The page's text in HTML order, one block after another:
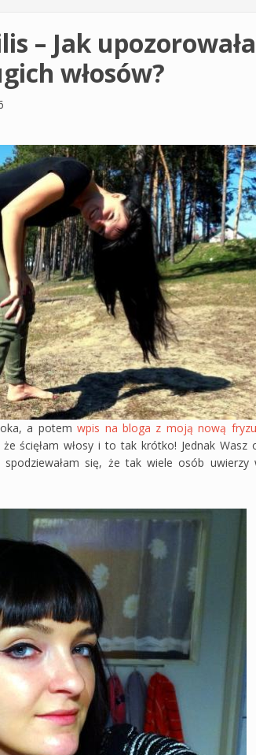
– Jak
włosów?
a potemwpis na bloga z moją nową
ścięłam włosy i to tak krótko! Jednak Wasz
spodziewałam się, że tak wiele osób uwierzy